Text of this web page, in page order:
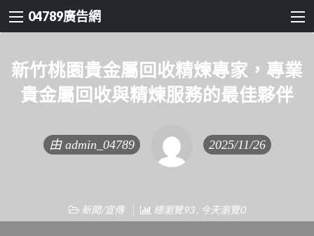
04789廣告網
新竹桃園貴金屬回收精煉專家，專業
貴金屬回收與精煉服務的最佳夥伴
由 admin_04789 2025/11/26
新聞/宣傳 總瀏覽93 , 今天瀏覽0